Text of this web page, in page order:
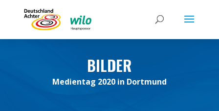
BILDER
Medientag 2020 in Dortmund